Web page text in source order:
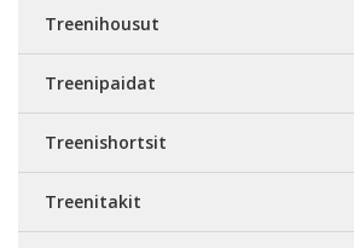
Treenihousut
Treenipaidat
Treenishortsit
Treenitakit